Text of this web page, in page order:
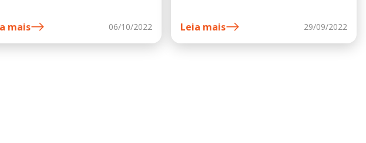
mais 06/10/2022 Leia mais 29/09/2022